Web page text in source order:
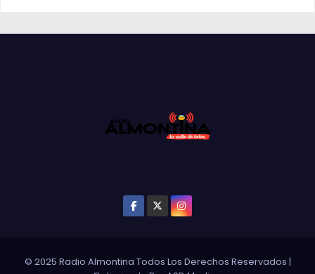
© 2025 Radio Almontina Todos Los Derechos Reservados |